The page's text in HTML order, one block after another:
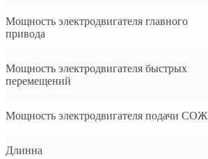
Мощность электродвигателя главного
привода
Мощность электродвигателя быстрых
перемещений
Мощность электродвигателя подачи СОЖ
Длинна